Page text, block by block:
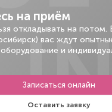
на приём
откладывать на потом.
вас ждут
и
Записаться онлайн
Оставить заявку